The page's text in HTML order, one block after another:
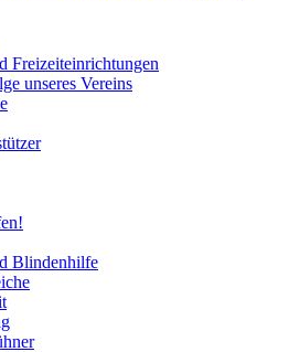
Freizeiteinrichtungen
unseres Vereins
Blindenhilfe